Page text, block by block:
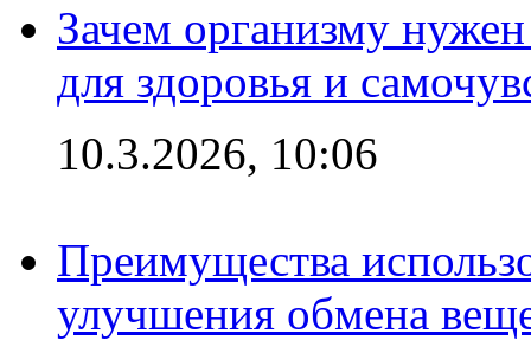
Зачем организму
для здоровья и
10.3.2026, 10:06
Преимущества
улучшения обмена